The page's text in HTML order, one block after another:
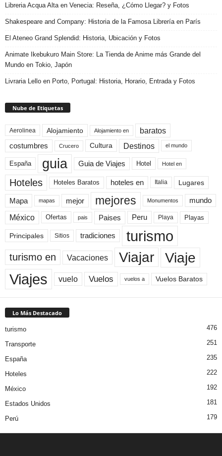
Libreria Acqua Alta en Venecia: Reseña, ¿Cómo Llegar? y Fotos
Shakespeare and Company: Historia de la Famosa Librería en París
El Ateneo Grand Splendid: Historia, Ubicación y Fotos
Animate Ikebukuro Main Store: La Tienda de Anime más Grande del
Mundo en Tokio, Japón
Livraria Lello en Porto, Portugal: Historia, Horario, Entrada y Fotos
Nube de Etiquetas
Aerolinea Alojamiento Alojamiento en baratos
costumbres Crucero Cultura Destinos el mundo
España guia Guia de Viajes Hotel Hotel en
Hoteles Hoteles Baratos hoteles en Italia Lugares
Mapa mapas mejor mejores Monumentos mundo
México Ofertas pais Paises Peru Playa Playas
Principales Sitios tradiciones turismo
turismo en Vacaciones Viajar Viaje
Viajes vuelo Vuelos vuelos a Vuelos Baratos
Lo Más Destacado
turismo 476
Transporte 251
España 235
Hoteles 222
México 192
Estados Unidos 181
Perú 179